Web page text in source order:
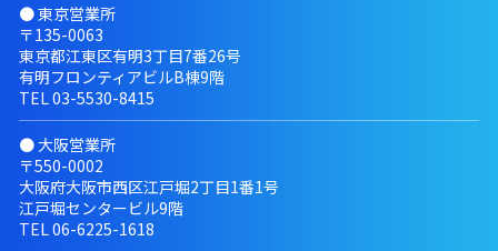
● 東京営業所
〒135-0063
東京都江東区有明3丁目7番26号
有明フロンティアビルB棟9階
TEL 03-5530-8415
● 大阪営業所
〒550-0002
大阪府大阪市西区江戸堀2丁目1番1号
江戸堀センタービル9階
TEL 06-6225-1618